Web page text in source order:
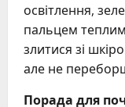
освітлення,
пальцем
злитися зі
але не
Порада для